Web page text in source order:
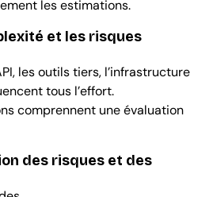
les estimations.
et les risques
les outils tiers, l’infrastructure
tous l’effort.
comprennent une évaluation
des risques et des